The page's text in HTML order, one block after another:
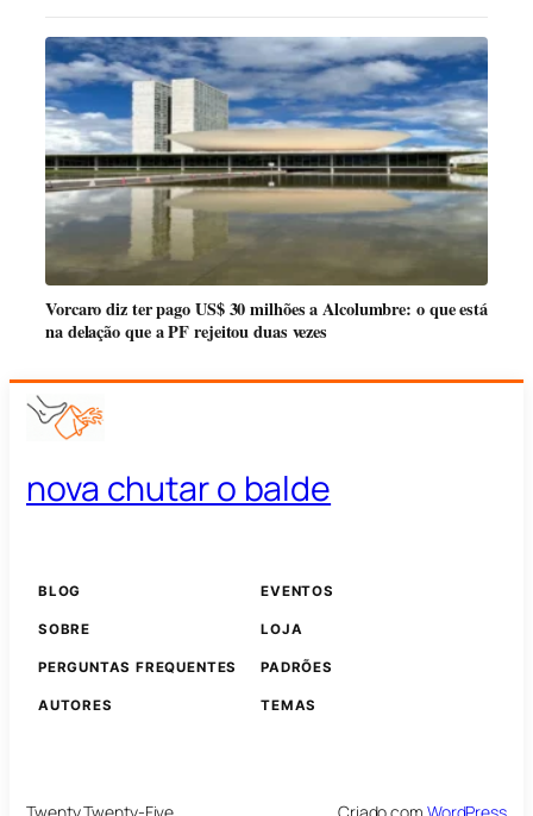
Vorcaro diz ter pago US$ 30 milhões a Alcolumbre: o que está
na delação que a PF rejeitou duas vezes
nova chutar o balde
BLOG
SOBRE
PERGUNTAS FREQUENTES
AUTORES
EVENTOS
LOJA
PADRÕES
TEMAS
Twenty Twenty-Five Criado com WordPress